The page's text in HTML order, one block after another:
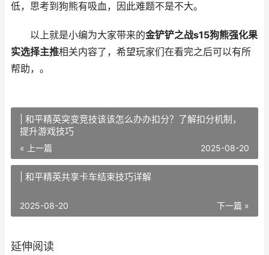
低，思考到狗熊有吸血，因此难题不是不大。
以上就是小编为大家带来的金铲铲之战s15狗熊强化果
实选择主推相关内容了，希望玩家们在看完之后可以有所
帮助，。
| 和平精英突变竞技该该怎么办办扣分？了解扣分机制，
提升游戏技巧
« 上一篇 2025-08-20
| 和平精英共享卡车结束技巧详解
下一篇 »
2025-08-20
延伸阅读